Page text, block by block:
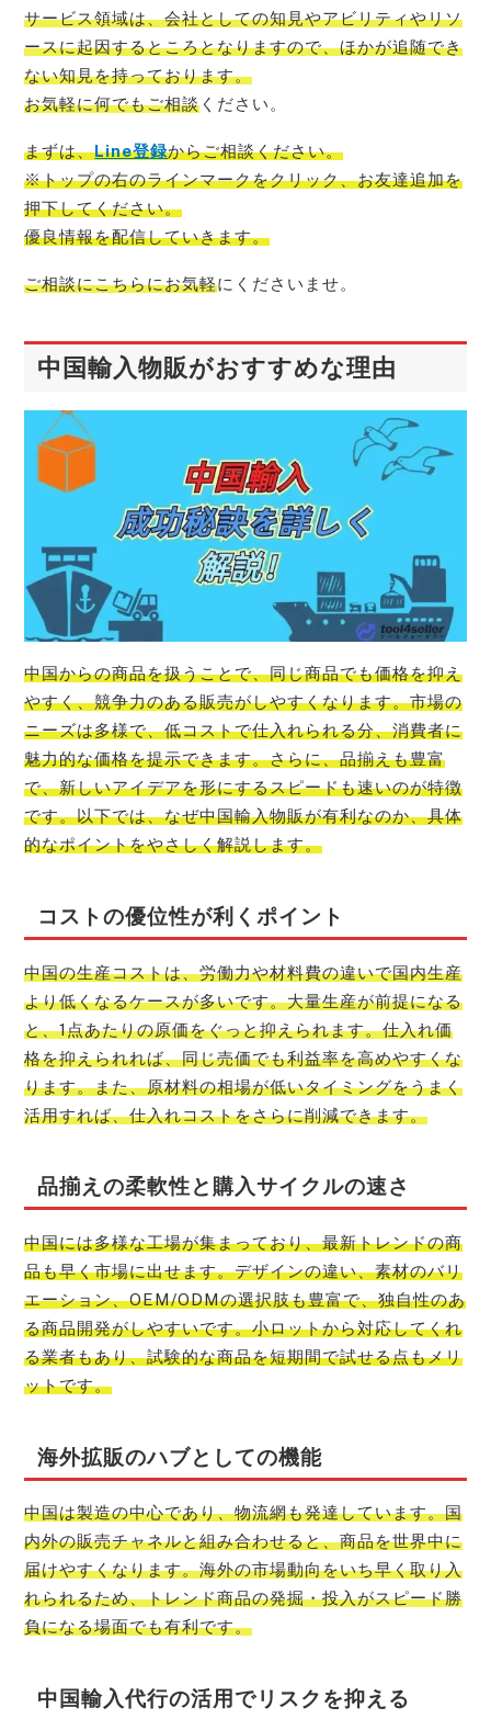
サービス領域は、会社としての知見やアビリティやリソ
ースに起因するところとなりますので、ほかが追随でき
ない知見を持っております。
お気軽に何でもご相談 ください。
まずは、Line登録からご相談ください。
※トップの右のラインマークをクリック、お友達追加を
押下してください。
優良情報を配信していきます。
ご相談にこちらにお気軽にくださいませ。
中国輸入物販がおすすめな理由
中国からの商品を扱うことで、同じ商品でも価格を抑え
やすく、競争力のある販売がしやすくなります。市場の
ニーズは多様で、低コストで仕入れられる分、消費者に
魅力的な価格を提示できます。さらに、品揃えも豊富
で、新しいアイデアを形にするスピードも速いのが特徴
です。以下では、なぜ中国輸入物販が有利なのか、具体
的なポイントをやさしく解説します。
コストの優位性が利くポイント
中国の生産コストは、労働力や材料費の違いで国内生産
より低くなるケースが多いです。大量生産が前提になる
と、1点あたりの原価をぐっと抑えられます。仕入れ価
格を抑えられれば、同じ売価でも利益率を高めやすくな
ります。また、原材料の相場が低いタイミングをうまく
活用すれば、仕入れコストをさらに削減できます。
品揃えの柔軟性と購入サイクルの速さ
中国には多様な工場が集まっており、最新トレンドの商
品も早く市場に出せます。デザインの違い、素材のバリ
エーション、OEM/ODMの選択肢も豊富で、独自性のあ
る商品開発がしやすいです。小ロットから対応してくれ
る業者もあり、試験的な商品を短期間で試せる点もメリ
ットです。
海外拡販のハブとしての機能
中国は製造の中心であり、物流網も発達しています。国
内外の販売チャネルと組み合わせると、商品を世界中に
届けやすくなります。海外の市場動向をいち早く取り入
れられるため、トレンド商品の発掘・投入がスピード勝
負になる場面でも有利です。
中国輸入代行の活用でリスクを抑える